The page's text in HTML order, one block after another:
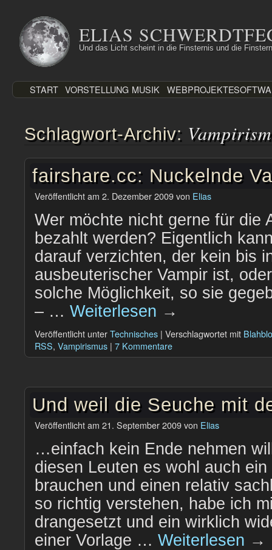
Inhalt
springen
ELIAS
Und das Licht scheint in die Finsternis und die
START VORSTELLUNG MUSIK WEBPROJEKTE
Schlagwort-Archiv:
fairshare.cc: Nuckelnde
Veröffentlicht am 2. Dezember 2009von Elias
Wer möchte nicht gerne für die
bezahlt werden? Eigentlich
darauf verzichten, der kein bis
ausbeuterischer Vampir ist,
solche Möglichkeit, so sie
– … Weiterlesen →
Veröffentlicht unterTechnisches | Verschlagwortet mit
RSS, Vampirismus | 7 Kommentare
Und weil die Seuche mit
Veröffentlicht am 21. September 2009von Elias
…einfach kein Ende nehmen
diesen Leuten es wohl auch
brauchen und einen relativ
so richtig verstehen, habe ich
drangesetzt und ein wirklich
einer Vorlage … Weiterlesen →